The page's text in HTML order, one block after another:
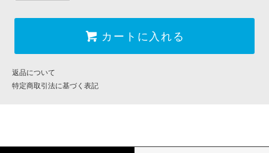
カートに入れる
返品について
特定商取引法に基づく表記